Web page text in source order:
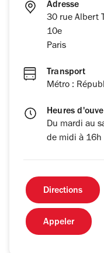
Adresse
30 rue Albert
10e
Paris
Transport
Métro :
Heures
Du mardi au
de midi à 16h
Directions
Appeler